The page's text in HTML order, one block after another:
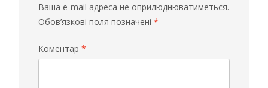
Ваша e-mail адреса не оприлюднюватиметься.
Обов’язкові поля позначені *
Коментар *